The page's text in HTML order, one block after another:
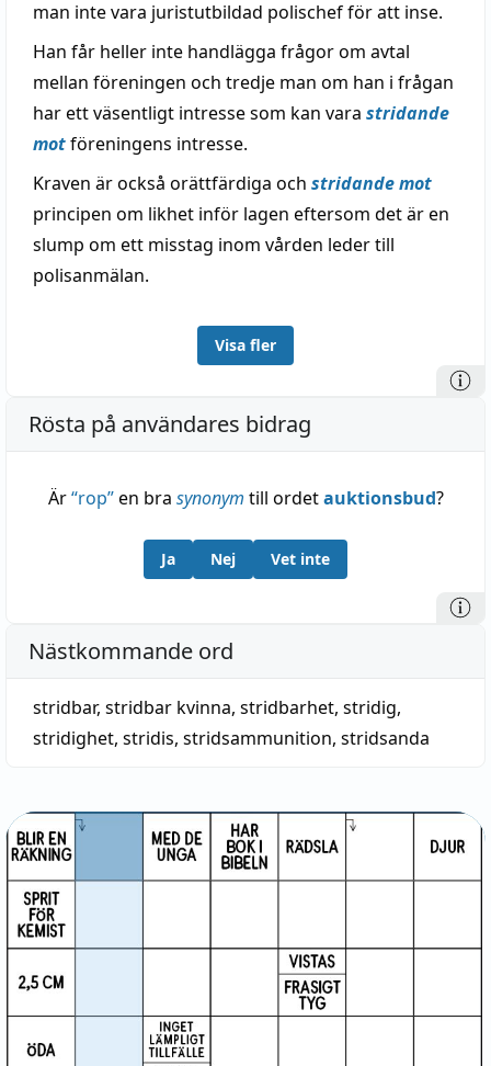
man inte vara juristutbildad polischef för att inse.
Han får heller inte handlägga frågor om avtal
mellan föreningen och tredje man om han i frågan
har ett väsentligt intresse som kan vara stridande
motföreningens intresse.
Kraven är också orättfärdiga och stridande mot
principen om likhet inför lagen eftersom det är en
slump om ett misstag inom vården leder till
polisanmälan.
Visa fler
Rösta på användares bidrag
Är“rop”en bra synonym till ordetauktionsbud?
Ja Nej Vet inte
Nästkommande ord
stridbar, stridbar kvinna, stridbarhet, stridig,
stridighet, stridis, stridsammunition, stridsanda